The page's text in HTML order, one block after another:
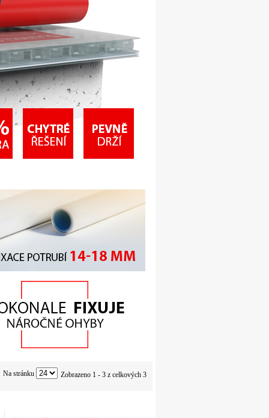
Zobrazeno 1 - 3 z celkových 3
Na stránku